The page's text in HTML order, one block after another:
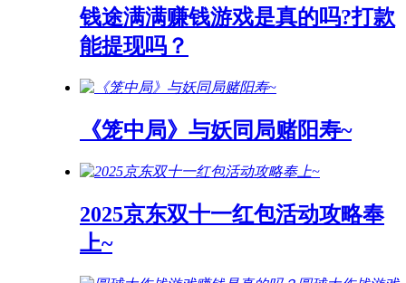
钱途满满赚钱游戏是真的吗?打款
能提现吗？
《笼中局》与妖同局赌阳寿~
2025京东双十一红包活动攻略奉
上~